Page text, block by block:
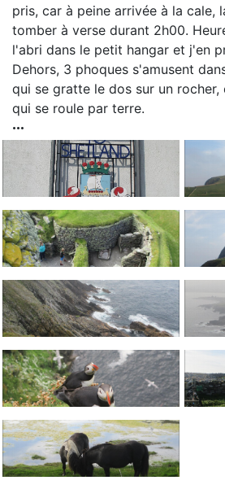
pris, car à peine arrivée à la cale,
tomber à verse durant 2h00.
l'abri dans le petit hangar et j'en
Dehors, 3 phoques s'amusent
qui se gratte le dos sur un rocher,
qui se roule par terre.